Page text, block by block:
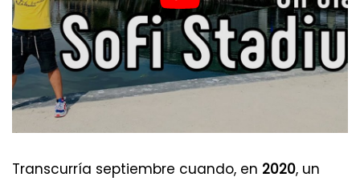
Transcurría septiembre cuando, en 2020, un